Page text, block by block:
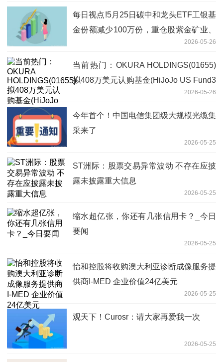
每日视点!5月25日碳中和龙头ETF工银基
金份额减少100万份，重仓股紫金矿业、
2026-05-26
当前热门：OKURA HOLDINGS(01655)
拟408万美元认购基金(HiJoJo US Fund3
2026-05-26
今年首个！中国电信集团级大规模光缆集
采来了
2026-05-25
ST洲际：股票交易异常波动 不存在应披
露未披露重大信息
2026-05-25
缩水超亿张，你还有几张信用卡？_今日
要闻
2026-05-25
怡和控股将收购澳大利亚诊断成像服务提
供商I-MED 企业价值24亿美元
2026-05-25
观天下！Curosr：请大家再爱我一次
2026-05-25